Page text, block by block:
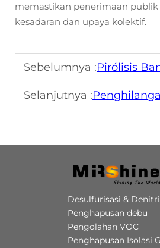
memastikan penerimaan
kesadaran dan upaya kolektif.
Sebelumnya :Pirólisis Ban Bekas:
Selanjutnya :Penghilangan Belerang Gas
Desulfurisasi &
Penghapusan debu
Pengolahan VOC
Penghapusan Isolasi